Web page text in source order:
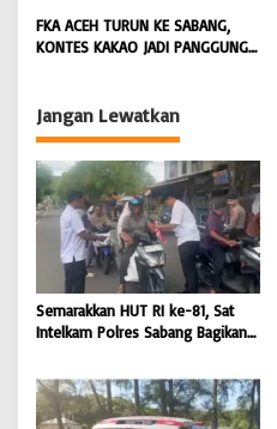
DICARI | BONGKAR ‘Perkara.com
FKA ACEH TURUN KE SABANG,
KONTES KAKAO JADI PANGGUNG
Jangan Lewatkan
Semarakkan HUT RI ke-81, Sat
Intelkam Polres Sabang Bagikan
Masyarakat |
BONGKAR’Perkara.com